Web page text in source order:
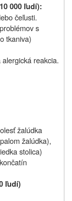
000 ľudí):
čeľusti.
s
tkaniva)
reakcia.
žalúdka
žalúdka),
stolica)
ľudí)